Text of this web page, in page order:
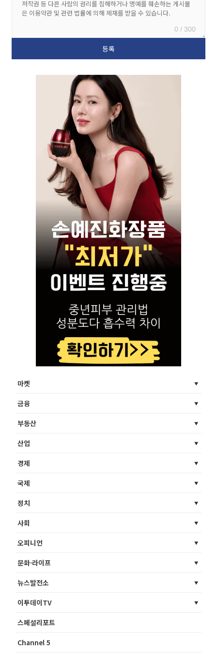
0 / 300
마켓
금융
부동산
산업
경제
국제
정치
사회
오피니언
문화·라이프
뉴스발전소
이투데이TV
스페셜리포트
Channel 5